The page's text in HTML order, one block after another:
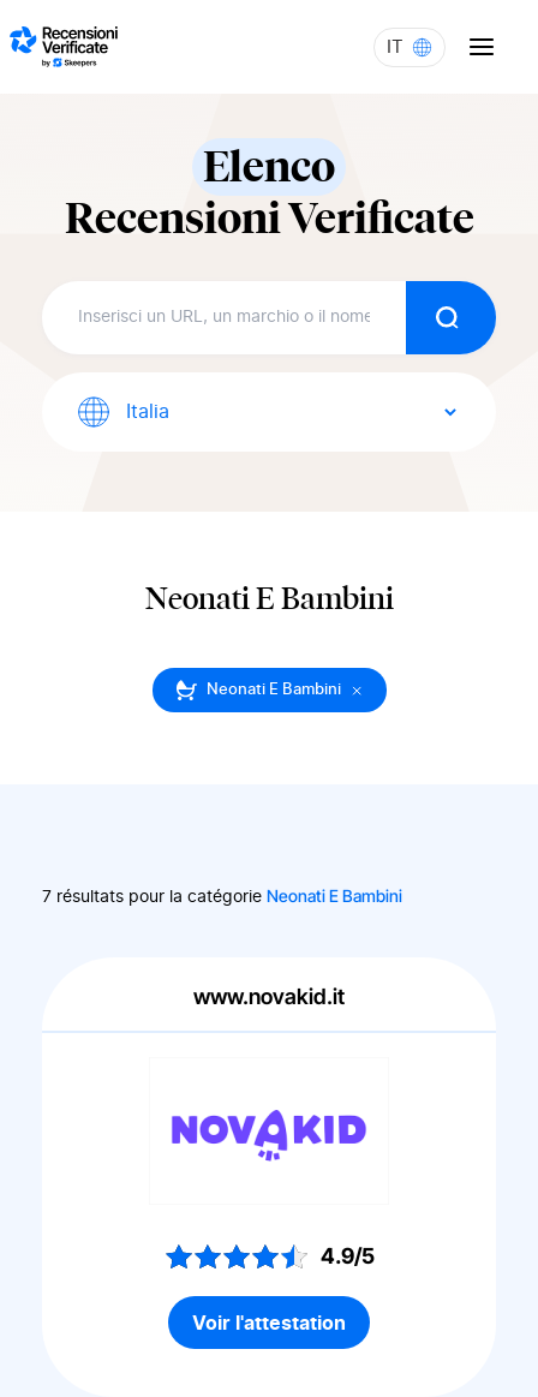
IT
Elenco
Recensioni Verificate
Ricerca
Neonati E Bambini
Neonati E Bambini
7 résultats pour la catégorie Neonati E Bambini
www.novakid.it
4.9/5
Voir l'attestation